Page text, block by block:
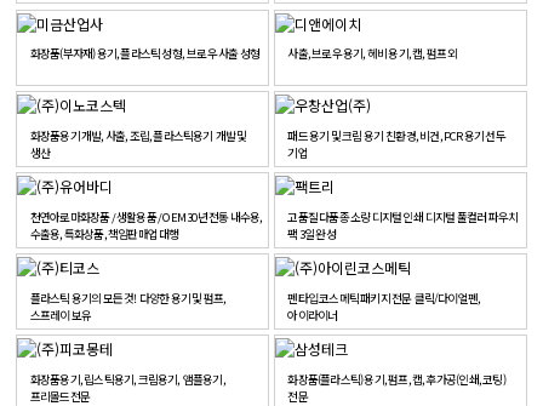
화장품(부자재) 용기, 플라스틱 성형, 브로우 사출 성형 사출, 브로우 용기, 헤비 용기, 캡, 펌프 외
화장품용기 개발, 사출, 조립, 플라스틱용기 개발 및
생산
패드 용기 및 크림 용기 친환경, 비건, PCR 용기 선두
기업
천연아로마화장품 / 생활용품 / OEM 30년 전통 내수용,
수출용, 특화상품, 책임판매업 대행
고품질 다품종 소량 디지털 인쇄 디지털 풀컬러 파우치
팩 3일 완성
플라스틱 용기의 모든 것! 다양한 용기 및 펌프,
스프레이 보유
펜타입 코스메틱 패키지 전문 클릭/다이얼펜,
아이라이너
화장품용기, 립스틱용기, 크림용기, 앰플용기,
프리몰드전문
화장품(플라스틱) 용기, 펌프, 캡, 후가공(인쇄, 코팅)
전문